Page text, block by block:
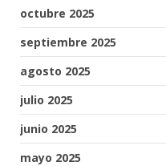
octubre 2025
septiembre 2025
agosto 2025
julio 2025
junio 2025
mayo 2025